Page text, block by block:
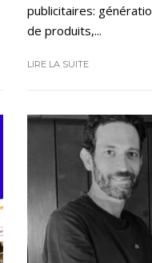
publicitaires:
de produits,...
LIRE LA SUITE